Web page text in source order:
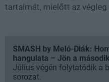
tartalmát, mielőtt az végleg
SMASH by Meló-Diák:
hangulata – Jön a
Július végén folytatódik a
sorozat.